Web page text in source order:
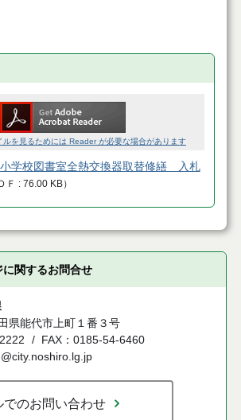
ルを見るためには Reader が必要な場合があります
学校図書室全熱交換器取替修繕 入札
Ｆ 76.00 KB）
に関するお問合せ
県能代市上町１番３号
FAX：0185-54-6460
でのお問い合わせ